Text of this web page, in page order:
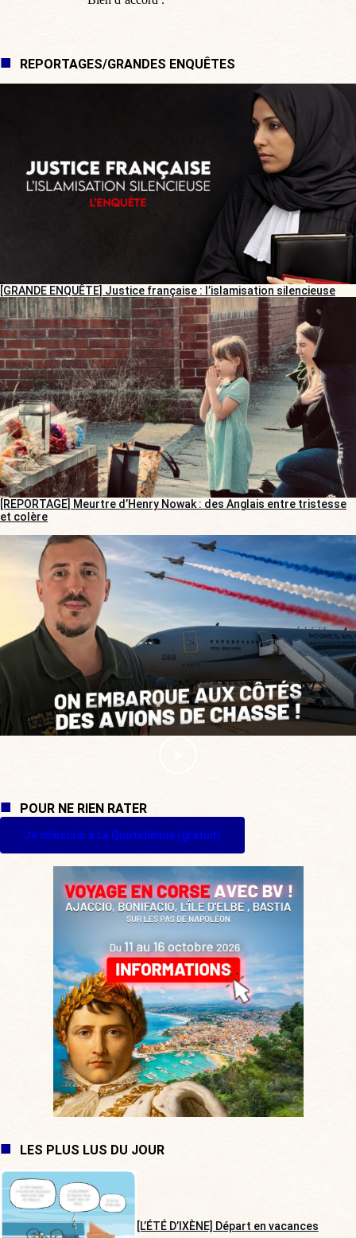
REPORTAGES/GRANDES ENQUÊTES
[GRANDE ENQUÊTE] Justice française : l’islamisation silencieuse
[REPORTAGE] Meurtre d’Henry Nowak : des Anglais entre tristesse
et colère
POUR NE RIEN RATER
Je m'inscris à La Quotidienne (gratuit)
LES PLUS LUS DU JOUR
[L’ÉTÉ D’IXÈNE] Départ en vacances